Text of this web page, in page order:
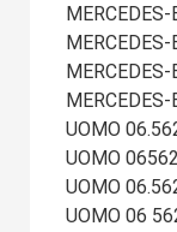
UOMO
UOMO
UOMO
UOMO 06